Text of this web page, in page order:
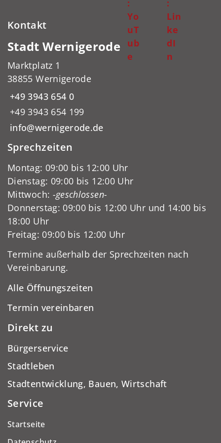
:
Yo
uT
ub
e
:
Lin
ke
dI
n
Kontakt
Stadt Wernigerode
Marktplatz 1
38855 Wernigerode
+49 3943 654 0
+49 3943 654 199
info@wernigerode.de
Sprechzeiten
Montag: 09:00 bis 12:00 Uhr
Dienstag: 09:00 bis 12:00 Uhr
Mittwoch: -geschlossen-
Donnerstag: 09:00 bis 12:00 Uhr und 14:00 bis
18:00 Uhr
Freitag: 09:00 bis 12:00 Uhr
Termine außerhalb der Sprechzeiten nach
Vereinbarung.
Alle Öffnungszeiten
Termin vereinbaren
Direkt zu
Bürgerservice
Stadtleben
Stadtentwicklung, Bauen, Wirtschaft
Service
Startseite